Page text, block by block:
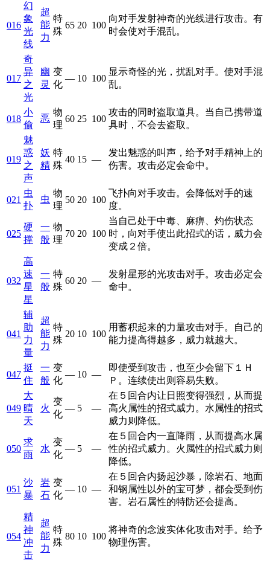
016
幻
象
光
线
超
能
力
特
殊
65 20 100
向对手发射神奇的光线进行攻击。有
时会使对手混乱。
017
奇
异
之
光
幽
灵
变
化
— 10 100
显示奇怪的光，扰乱对手。使对手混
乱。
018
小
偷
恶
物
理
60 25 100
攻击的同时盗取道具。当自己携带道
具时，不会去盗取。
019
魅
惑
之
声
妖
精
特
殊
40 15 —
发出魅惑的叫声，给予对手精神上的
伤害。攻击必定会命中。
021
虫
扑
虫
物
理
50 20 100
飞扑向对手攻击。会降低对手的速
度。
025
硬
撑
一
般
物
理
70 20 100
当自己处于中毒、麻痹、灼伤状态
时，向对手使出此招式的话，威力会
变成２倍。
032
高
速
星
星
一
般
特
殊
60 20 —
发射星形的光攻击对手。攻击必定会
命中。
041
辅
助
力
量
超
能
力
特
殊
20 10 100
用蓄积起来的力量攻击对手。自己的
能力提高得越多，威力就越大。
047
挺
住
一
般
变
化
— 10 —
即使受到攻击，也至少会留下１Ｈ
Ｐ。连续使出则容易失败。
049
大
晴
天
火
变
化
— 5 —
在５回合内让日照变得强烈，从而提
高火属性的招式威力。水属性的招式
威力则降低。
050
求
雨
水
变
化
— 5 —
在５回合内一直降雨，从而提高水属
性的招式威力。火属性的招式威力则
降低。
051
沙
暴
岩
石
变
化
— 10 —
在５回合内扬起沙暴，除岩石、地面
和钢属性以外的宝可梦，都会受到伤
害。岩石属性的特防还会提高。
054
精
神
冲
击
超
能
力
特
殊
80 10 100
将神奇的念波实体化攻击对手。给予
物理伤害。